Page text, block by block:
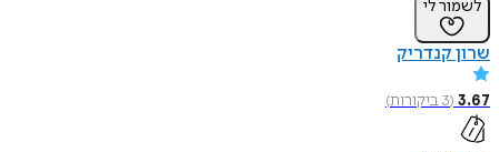
לשמור לי
שרון קנדריק
3.67
(
3ביקורות)